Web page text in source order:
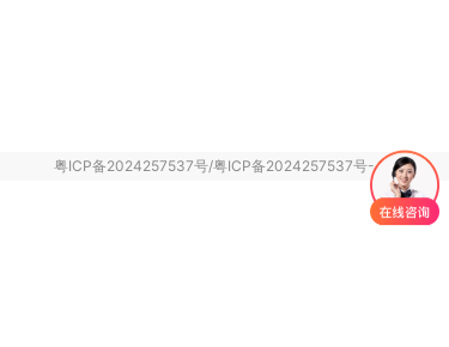
粤ICP备2024257537号/粤ICP备2024257537号-4